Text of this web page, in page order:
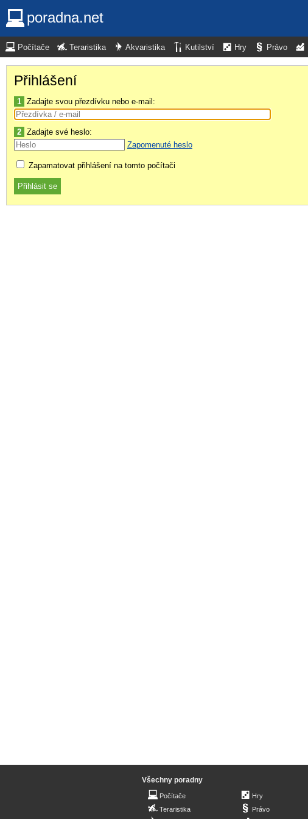
poradna.net
Počítače Teraristika Akvaristika Kutilství Hry Právo
Přihlášení
1 Zadajte svou přezdívku nebo e-mail:
2 Zadajte své heslo:
Zapomenuté heslo
Zapamatovat přihlášení na tomto počítači
Všechny poradny
Počítače
Teraristika
Hry
Právo